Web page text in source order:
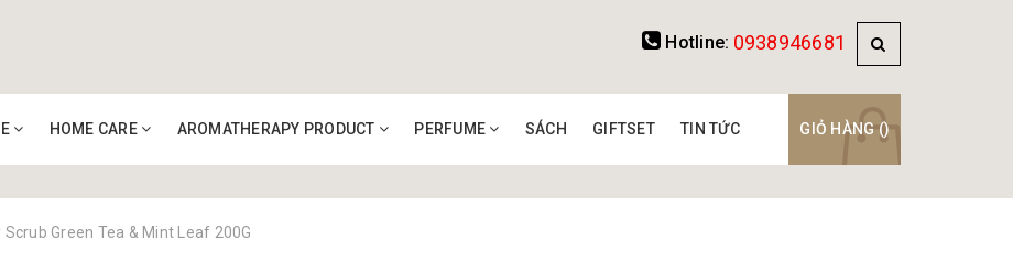
Hotline: 0938946681
HOME CARE AROMATHERAPY PRODUCT PERFUME SÁCH GIFTSET TIN TỨC GIỎ HÀNG ()
Scrub Green Tea & Mint Leaf 200G